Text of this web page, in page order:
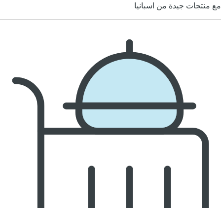
مع منتجات جيدة من اسبانيا